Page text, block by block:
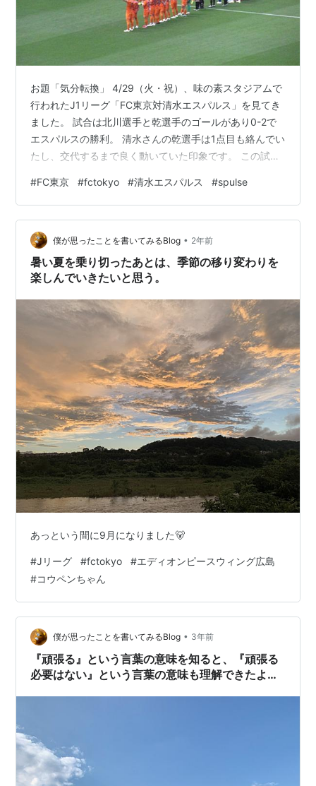
お題「気分転換」 4/29（火・祝）、味の素スタジアムで
行われたJ1リーグ「FC東京対清水エスパルス」を見てき
ました。 試合は北川選手と乾選手のゴールがあり0-2で
エスパルスの勝利。 清水さんの乾選手は1点目も絡んでい
たし、交代するまで良く動いていた印象です。 この試合
ました。 FC東京さんは途中までは良いんだけど・・・っ
て感じでした。 途中交代で木村選手が出てきたので注目
しながら見てましたが、代わった直後に失点しちゃって
残念、攻撃陣も最後までゴールネットを揺らせませんで
した。 後、15歳の北原選手が気になりました。選手紹介
時に写真が出なかった…
#FC東京 #fctokyo #清水エスパルス #spulse
僕が思ったことを書いてみるBlog • 2年前
暑い夏を乗り切ったあとは、季節の移り変わりを
楽しんでいきたいと思う。
あっという間に9月になりました🐻
#Jリーグ #fctokyo #エディオンピースウィング広島
#コウペンちゃん
僕が思ったことを書いてみるBlog • 3年前
『頑張る』という言葉の意味を知ると、『頑張る
必要はない』という言葉の意味も理解できたよう